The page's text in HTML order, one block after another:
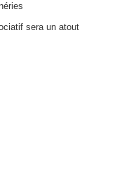
sera un atout